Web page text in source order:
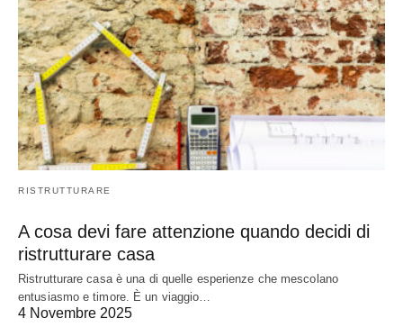
RISTRUTTURARE
A cosa devi fare attenzione quando decidi di
ristrutturare casa
Ristrutturare casa è una di quelle esperienze che mescolano
entusiasmo e timore. È un viaggio…
4 Novembre 2025